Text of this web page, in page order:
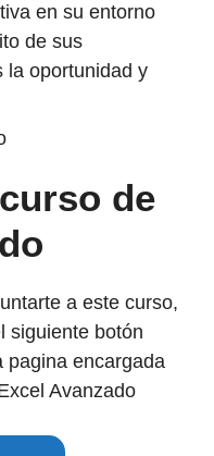
en su entorno
de sus
la oportunidad y
de
a este curso,
siguiente botón
pagina encargada
Avanzado